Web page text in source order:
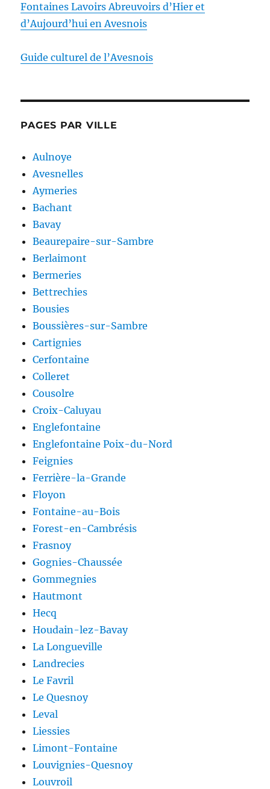
Fontaines Lavoirs Abreuvoirs d’Hier et
d’Aujourd’hui en Avesnois
Guide culturel de l’Avesnois
PAGES PAR VILLE
Aulnoye
Avesnelles
Aymeries
Bachant
Bavay
Beaurepaire-sur-Sambre
Berlaimont
Bermeries
Bettrechies
Bousies
Boussières-sur-Sambre
Cartignies
Cerfontaine
Colleret
Cousolre
Croix-Caluyau
Englefontaine
Englefontaine Poix-du-Nord
Feignies
Ferrière-la-Grande
Floyon
Fontaine-au-Bois
Forest-en-Cambrésis
Frasnoy
Gognies-Chaussée
Gommegnies
Hautmont
Hecq
Houdain-lez-Bavay
La Longueville
Landrecies
Le Favril
Le Quesnoy
Leval
Liessies
Limont-Fontaine
Louvignies-Quesnoy
Louvroil